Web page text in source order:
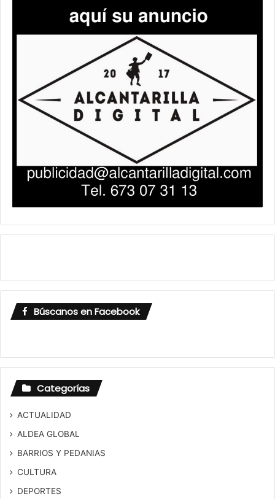
Búscanos en Facebook
Categorías
ACTUALIDAD
ALDEA GLOBAL
BARRIOS Y PEDANIAS
CULTURA
DEPORTES